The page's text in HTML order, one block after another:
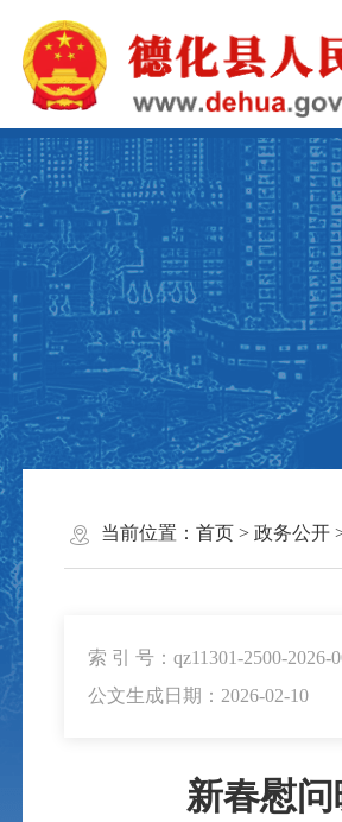
当前位置： 首页> 政务公开
索 引 号：qz11301-2500-2026-
公文生成日期：2026-02-10
新春慰